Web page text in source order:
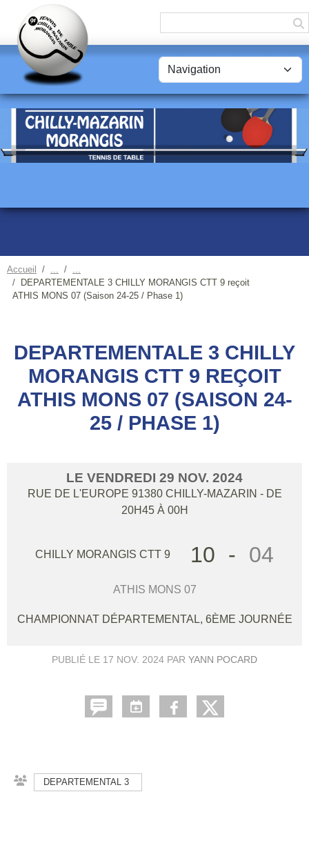
Accueil
DEPARTEMENTALE 3 CHILLY MORANGIS CTT 9 reçoit
ATHIS MONS 07 (Saison 24-25 / Phase 1)
DEPARTEMENTALE 3 CHILLY
MORANGIS CTT 9 REÇOIT
ATHIS MONS 07 (SAISON 24-
25 / PHASE 1)
LE VENDREDI 29 NOV. 2024
RUE DE L'EUROPE 91380 CHILLY-MAZARIN - DE
20H45 À 00H
CHILLY MORANGIS CTT 9 10 - 04
ATHIS MONS 07
CHAMPIONNAT DÉPARTEMENTAL, 6ÈME JOURNÉE
PUBLIÉ LE 17 NOV. 2024 PAR YANN POCARD
DEPARTEMENTAL 3
Panneau de gestion des cookies